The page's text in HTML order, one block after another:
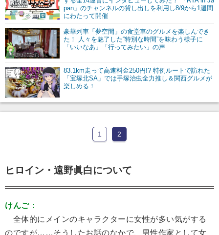
pan」のチャンネルの貸し出しを利用し8/9から1週間
にわたって開催
豪華列車「夢空間」の食堂車のグルメを楽しんでき
た！ 人々を魅了した“特別な時間”を味わう様子に
「いいなあ」「行ってみたい」の声
83.1km走って高速料金250円!? 特例ルートで訪れた
「宝塚北SA」では手塚治虫全力推し＆関西グルメが
楽しめる！
1 2
ヒロイン・遠野眞白について
けんご：
全体的にメインのキャラクターに女性が多い気がする
のですが……そうしたお話のなかで、男性作家として女